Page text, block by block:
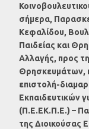
σήμερα,
Κεφαλίδου,
Παιδείας και
Αλλαγής, προς
Θρησκευμάτων,
επιστολή-
Εκπαιδευτικών
(Π.Ε.ΕΚ.Π.Ε.) –
της Διοικούσας